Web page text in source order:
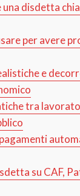
disdetta
per avere
e
tra
su CAF,